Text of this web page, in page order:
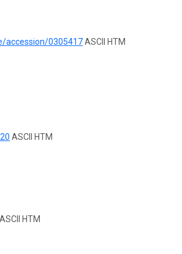
accession/0305417ASCII HTM
ASCII HTM
ASCII HTM